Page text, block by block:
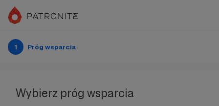
1 Próg wsparcia
Wybierz próg wsparcia